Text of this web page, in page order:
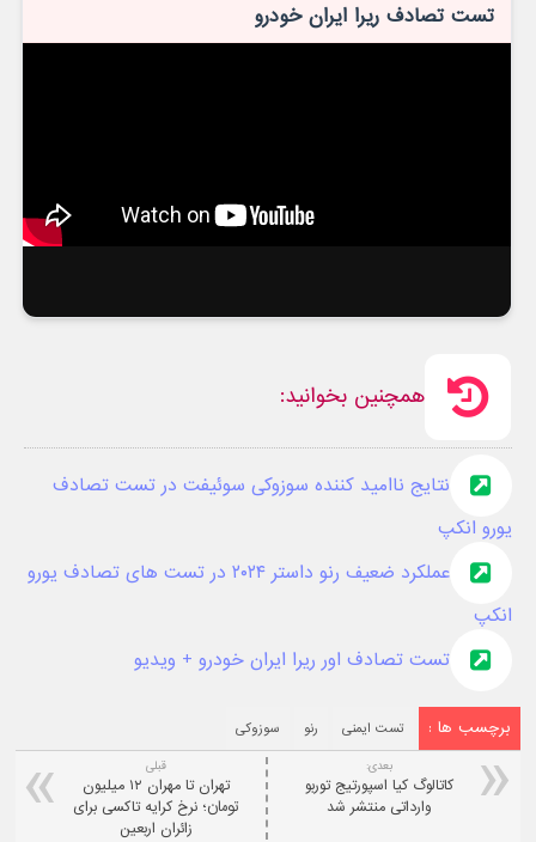
تست تصادف ریرا ایران خودرو
همچنین بخوانید:
نتایج ناامید کننده سوزوکی سوئیفت در تست تصادف
یورو انکپ
عملکرد ضعیف رنو داستر ۲۰۲۴ در تست های تصادف یورو
انکپ
تست تصادف اور ریرا ایران خودرو + ویدیو
برچسب ها : تست ایمنی رنو سوزوکی
قبلی
تهران تا مهران ۱۲ میلیون
تومان؛ نرخ کرایه تاکسی برای
زائران اربعین
بعدی:
کاتالوگ کیا اسپورتیج توربو
وارداتی منتشر شد